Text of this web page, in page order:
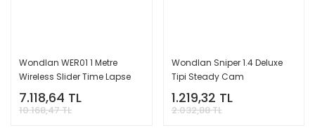
Wondlan WER01 1 Metre
Wireless Slider Time Lapse
7.118,64 TL
10.168,47 TL
Wondlan Sniper 1.4 Deluxe
Tipi Steady Cam
1.219,32 TL
2.032,88 TL